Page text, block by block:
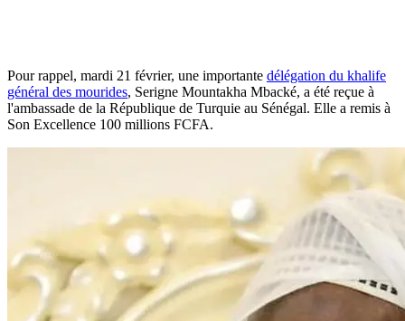
Pour rappel, mardi 21 février, une importante délégation du khalife
général des mourides, Serigne Mountakha Mbacké, a été reçue à
l'ambassade de la République de Turquie au Sénégal. Elle a remis à
Son Excellence 100 millions FCFA.